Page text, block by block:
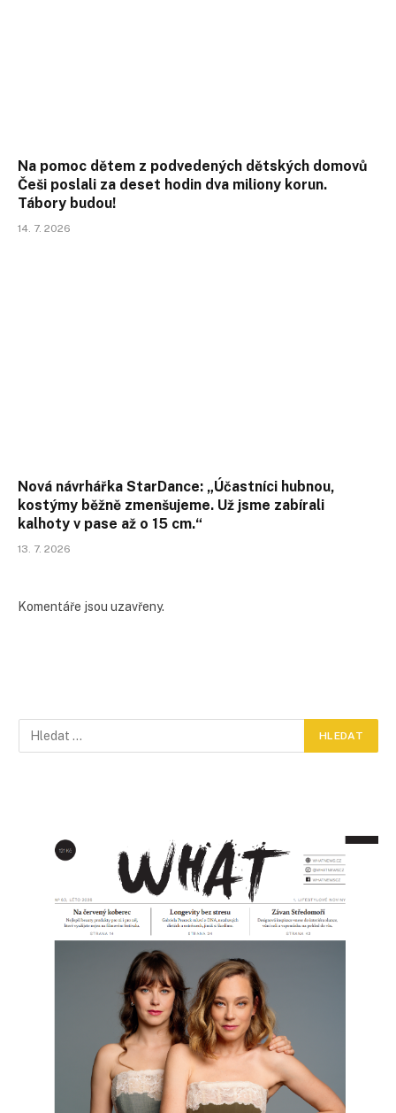
Na pomoc dětem z podvedených dětských domovů
Češi poslali za deset hodin dva miliony korun.
Tábory budou!
14. 7. 2026
Nová návrhářka StarDance: „Účastníci hubnou,
kostýmy běžně zmenšujeme. Už jsme zabírali
kalhoty v pase až o 15 cm.“
13. 7. 2026
Komentáře jsou uzavřeny.